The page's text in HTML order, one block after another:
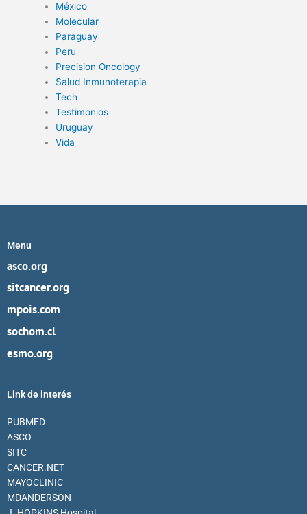
México
Molecular
Paraguay
Peru
Precision Oncology
Salud Inmunoterapia
Tech
Testimonios
Uruguay
Vida
Menu
asco.org
sitcancer.org
mpois.com
sochom.cl
esmo.org
Link de interés
PUBMED
ASCO
SITC
CANCER.NET
MAYOCLINIC
MDANDERSON